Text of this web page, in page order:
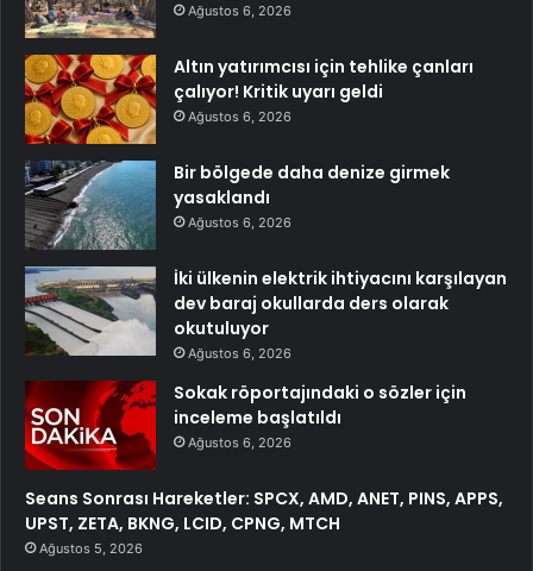
Ağustos 6, 2026
Altın yatırımcısı için tehlike çanları
çalıyor! Kritik uyarı geldi
Ağustos 6, 2026
Bir bölgede daha denize girmek
yasaklandı
Ağustos 6, 2026
İki ülkenin elektrik ihtiyacını karşılayan
dev baraj okullarda ders olarak
okutuluyor
Ağustos 6, 2026
Sokak röportajındaki o sözler için
inceleme başlatıldı
Ağustos 6, 2026
Seans Sonrası Hareketler: SPCX, AMD, ANET, PINS, APPS,
UPST, ZETA, BKNG, LCID, CPNG, MTCH
Ağustos 5, 2026